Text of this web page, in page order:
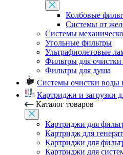
Колбовые
Системы от
Системы
Угольные фильтры
Ультрафиолетовые
Фильтры для
Фильтры для душа
Системы очистки воды
Картриджи и загрузки
Каталог товаров
Картриджи для
Картридж для
Картриджи для
Картриджи для